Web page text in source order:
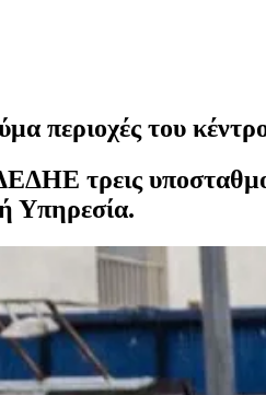
περιοχές του
τρεις
Υπηρεσία.